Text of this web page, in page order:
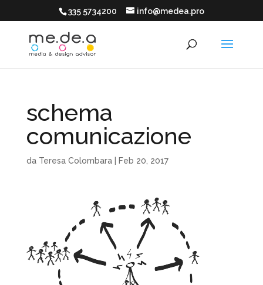
335 5734200 info@medea.pro
schema
comunicazione
da Teresa Colombara| Feb 20, 2017